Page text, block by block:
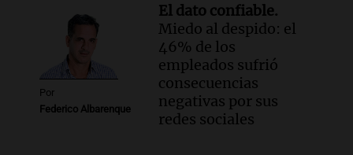
Por
Federico Albarenque
El dato confiable.
Miedo al despido: el
46% de los
empleados sufrió
consecuencias
negativas por sus
redes sociales